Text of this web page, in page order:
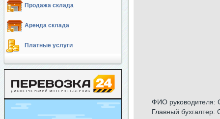
Продажа склада
Аренда склада
Платные услуги
ФИО руководителя:
Главный бухгалтер: